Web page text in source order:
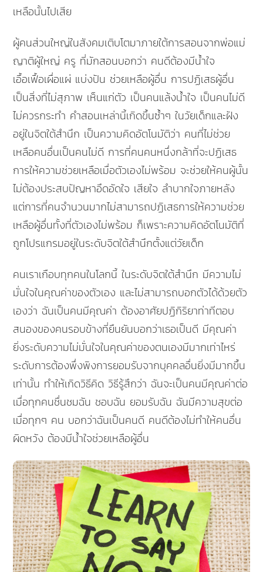
เหลือนั้นไปเสีย
ผู้คนส่วนใหญ่ในสังคมเติบโตมาภายใต้การสอนจากพ่อแม่
ญาติผู้ใหญ่ ครู ที่มักสอนบอกว่า คนดีต้องมีน้ำใจ
เอื้อเฟื้อเผื่อแผ่ แบ่งปัน ช่วยเหลือผู้อื่น การปฏิเสธผู้อื่น
เป็นสิ่งที่ไม่สุภาพ เห็นแก่ตัว เป็นคนแล้งน้ำใจ เป็นคนไม่ดี
ไม่ควรกระทำ คำสอนเหล่านี้เกิดขึ้นซ้ำๆ ในวัยเด็กและฝัง
อยู่ในจิตใต้สำนึก เป็นความคิดอัตโนมัติว่า คนที่ไม่ช่วย
เหลือคนอื่นเป็นคนไม่ดี การที่คนคนหนึ่งกล้าที่จะปฏิเสธ
การให้ความช่วยเหลือเมื่อตัวเองไม่พร้อม จะช่วยให้คนผู้นั้น
ไม่ต้องประสบปัญหาอึดอัดใจ เสียใจ ลำบากใจภายหลัง
แต่การที่คนจำนวนมากไม่สามารถปฏิเสธการให้ความช่วย
เหลือผู้อื่นทั้งที่ตัวเองไม่พร้อม ก็เพราะความคิดอัตโนมัติที่
ถูกโปรแกรมอยู่ในระดับจิตใต้สำนึกตั้งแต่วัยเด็ก
คนเราเกือบทุกคนในโลกนี้ ในระดับจิตใต้สำนึก มีความไม่
มั่นใจในคุณค่าของตัวเอง และไม่สามารถบอกตัวได้ด้วยตัว
เองว่า ฉันเป็นคนมีคุณค่า ต้องอาศัยปฏิกิริยาท่าทีตอบ
สนองของคนรอบข้างที่ยืนยันบอกว่าเธอเป็นดี มีคุณค่า
ยิ่งระดับความไม่มั่นใจในคุณค่าของตนเองมีมากเท่าไหร่
ระดับการต้องพึ่งพิงการยอมรับจากบุคคลอื่นยิ่งมีมากขึ้น
เท่านั้น ทำให้เกิดวิธีคิด วิธีรู้สึกว่า ฉันจะเป็นคนมีคุณค่าต่อ
เมื่อทุกคนชื่นชมฉัน ชอบฉัน ยอมรับฉัน ฉันมีความสุขต่อ
เมื่อทุกๆ คน บอกว่าฉันเป็นคนดี คนดีต้องไม่ทำให้คนอื่น
ผิดหวัง ต้องมีน้ำใจช่วยเหลือผู้อื่น